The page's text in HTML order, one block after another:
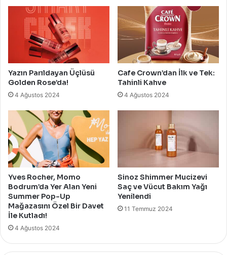
Yazın Parıldayan Üçlüsü
Golden Rose’da!
4 Ağustos 2024
Cafe Crown’dan İlk ve Tek:
Tahinli Kahve
4 Ağustos 2024
Yves Rocher, Momo
Bodrum’da Yer Alan Yeni
Summer Pop-Up
Mağazasını Özel Bir Davet
İle Kutladı!
4 Ağustos 2024
Sinoz Shimmer Mucizevi
Saç ve Vücut Bakım Yağı
Yenilendi
11 Temmuz 2024